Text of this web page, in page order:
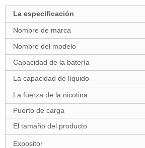
La especificación
Nombre de marca
Nombre del modelo
Capacidad de la batería
La capacidad de líquido
La fuerza de la nicotina
Puerto de carga
El tamaño del producto
Expositor